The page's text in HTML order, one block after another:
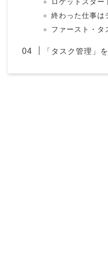
ロケットスター
終わった仕事は
ファースト・タ
「タスク管理」